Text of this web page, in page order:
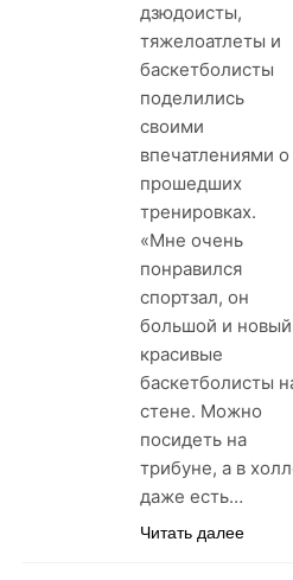
дзюдоисты,
тяжелоатлеты и
баскетболисты
поделились
своими
впечатлениями о
прошедших
тренировках.
«Мне очень
понравился
спортзал, он
большой и
красивые
баскетболисты
стене. Можно
посидеть на
трибуне, а в
даже есть…
Читать далее